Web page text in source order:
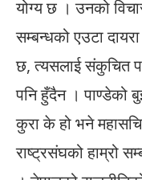
योग्य छ । उनको
सम्बन्धको एउटा
छ, त्यसलाई संकुचित
पनि हुँदैन । पाण्डेको
कुरा के हो भने
राष्ट्रसंघको हाम्रो